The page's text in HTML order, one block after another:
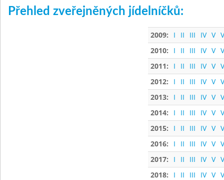
Přehled zveřejněných jídelníčků:
2009: I II III IV V
2010:
I II III IV V
2011:
I II III IV V
2012:
I II III IV V
2013:
I II III IV V
2014:
I II III IV V
2015:
I II III IV V
2016:
I II III IV V
2017:
I II III IV V
2018:
I II III IV V